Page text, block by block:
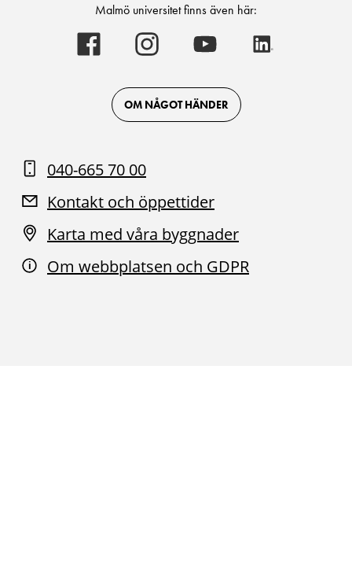
Malmö universitet finns även här:
Malmö
universitet
Facebook
Malmö
universitet
on
Instagram
Malmö
universitet
on
Youtube
OM NÅGOT HÄNDER
040-665 70 00
Kontakt och öppettider
Karta med våra byggnader
Om webbplatsen och GDPR